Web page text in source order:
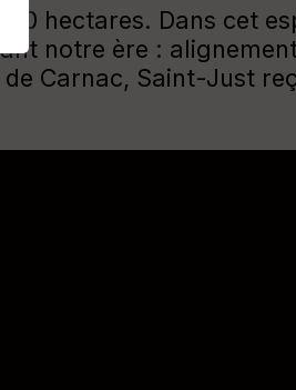
hectares. Dans cet
notre ère :
Carnac, Saint-Just